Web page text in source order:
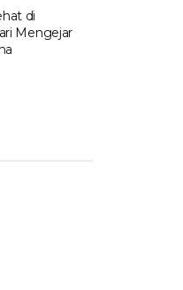
di
Mengejar